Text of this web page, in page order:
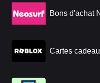
Bons d'achat
Cartes